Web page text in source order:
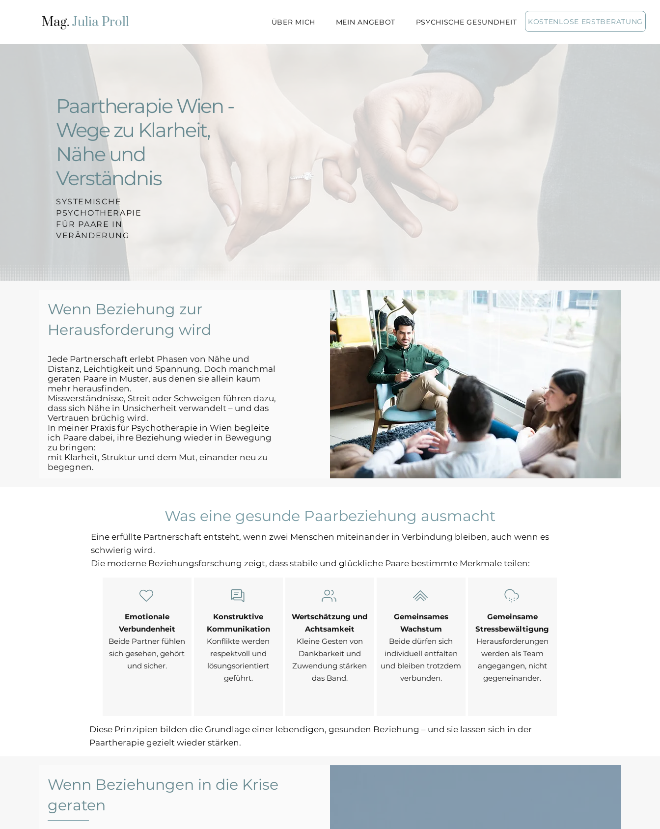
Mag. Julia Proll ÜBER MICH MEIN ANGEBOT PSYCHISCHE GESUNDHEIT KOSTENLOSE ERSTBERATUNG
Paartherapie Wien -
Wege zu Klarheit,
Nähe und
Verständnis
SYSTEMISCHE
PSYCHOTHERAPIE
FÜR PAARE IN
VERÄNDERUNG
Wenn Beziehung zur
Herausforderung wird
Jede Partnerschaft erlebt Phasen von Nähe und
Distanz, Leichtigkeit und Spannung. Doch manchmal
geraten Paare in Muster, aus denen sie allein kaum
mehr herausfinden.
Missverständnisse, Streit oder Schweigen führen dazu,
dass sich Nähe in Unsicherheit verwandelt – und das
Vertrauen brüchig wird.
In meiner Praxis für Psychotherapie in Wien begleite
ich Paare dabei, ihre Beziehung wieder in Bewegung
zu bringen:
mit Klarheit, Struktur und dem Mut, einander neu zu
begegnen.
Was eine gesunde Paarbeziehung ausmacht
Eine erfüllte Partnerschaft entsteht, wenn zwei Menschen miteinander in Verbindung bleiben, auch wenn es
schwierig wird.
Die moderne Beziehungsforschung zeigt, dass stabile und glückliche Paare bestimmte Merkmale teilen:
Emotionale
Verbundenheit
Beide Partner fühlen
sich gesehen, gehört
und sicher.
Konstruktive
Kommunikation
Konflikte werden
respektvoll und
lösungsorientiert
geführt.
Wertschätzung und
Achtsamkeit
Kleine Gesten von
Dankbarkeit und
Zuwendung stärken
das Band.
Gemeinsames
Wachstum
Beide dürfen sich
individuell entfalten
und bleiben trotzdem
verbunden.
Gemeinsame
Stressbewältigung
Herausforderungen
werden als Team
angegangen, nicht
gegeneinander.
Diese Prinzipien bilden die Grundlage einer lebendigen, gesunden Beziehung – und sie lassen sich in der
Paartherapie gezielt wieder stärken.
Wenn Beziehungen in die Krise
geraten